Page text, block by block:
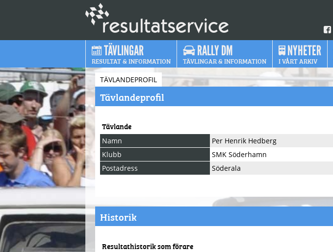
TÄVLINGAR
RESULTAT & INFORMATION
RALLY DM
TÄVLINGAR & INFORMATION
NYHETER
I VÅRT ARKIV
TÄVLANDEPROFIL
Tävlandeprofil
Tävlande
Namn
Per Henrik Hedberg
Klubb
SMK Söderhamn
Postadress
Söderala
Historik
Resultathistorik som förare